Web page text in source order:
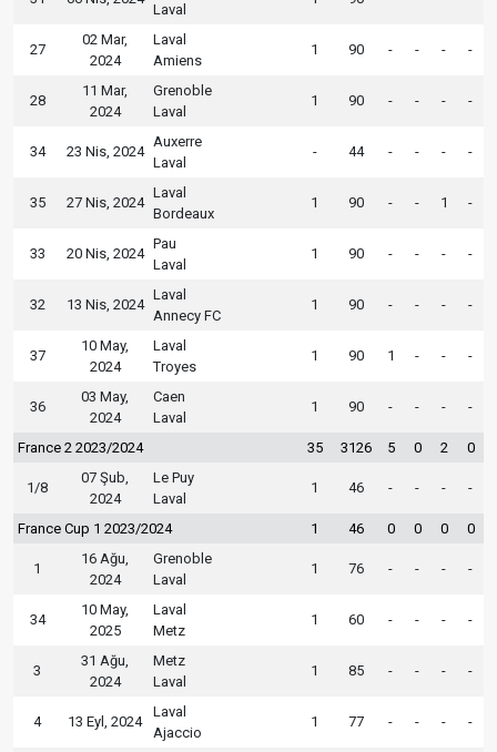
Laval
27
02 Mar,
2024
Laval
Amiens
1 90 - - - -
28
11 Mar,
2024
Grenoble
Laval
1 90 - - - -
34 23 Nis, 2024
Auxerre
Laval
- 44 - - - -
35 27 Nis, 2024
Laval
Bordeaux
1 90 - - 1 -
33 20 Nis, 2024
Pau
Laval
1 90 - - - -
32 13 Nis, 2024
Laval
Annecy FC
1 90 - - - -
37
10 May,
2024
Laval
Troyes
1 90 1 - - -
36
03 May,
2024
Caen
Laval
1 90 - - - -
France 2 2023/2024 35 3126 5 0 2 0
1/8
07 Şub,
2024
Le Puy
Laval
1 46 - - - -
France Cup 1 2023/2024 1 46 0 0 0 0
1
16 Ağu,
2024
Grenoble
Laval
1 76 - - - -
34
10 May,
2025
Laval
Metz
1 60 - - - -
3
31 Ağu,
2024
Metz
Laval
1 85 - - - -
4 13 Eyl, 2024
Laval
Ajaccio
1 77 - - - -